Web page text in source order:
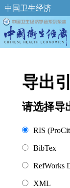
中国卫生经济
导出
请选择导
RIS
BibTex
RefWorks
XML